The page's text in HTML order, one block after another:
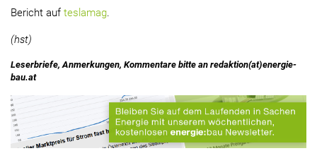
Bericht auf teslamag.
(hst)
Leserbriefe, Anmerkungen, Kommentare bitte an redaktion(at)energie-
bau.at